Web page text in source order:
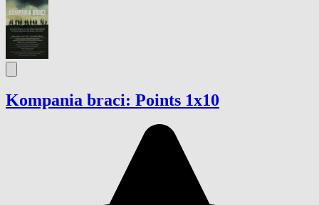
Kompania braci: Points 1x10